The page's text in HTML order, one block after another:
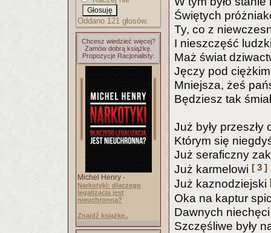
Oddano 121 głosów.
Chcesz wiedzieć więcej?
Zamów dobrą książkę.
Propozycje Racjonalisty:
Michel Henry -
Narkotyki: dlaczego
legalizacja jest
nieuchronna?
Znajdź książkę..
Świętych
Ty, co z
I nieszczęść
Maż świat
Jęczy pod
Mniejsza, żeś
Będziesz tak
Już były przeszły
Którym się
Już seraficzny
Już karmelowi [ 3 ]
Już kaznodziejski
Oka na kaptur
Dawnych niechęci
Szczęśliwe były